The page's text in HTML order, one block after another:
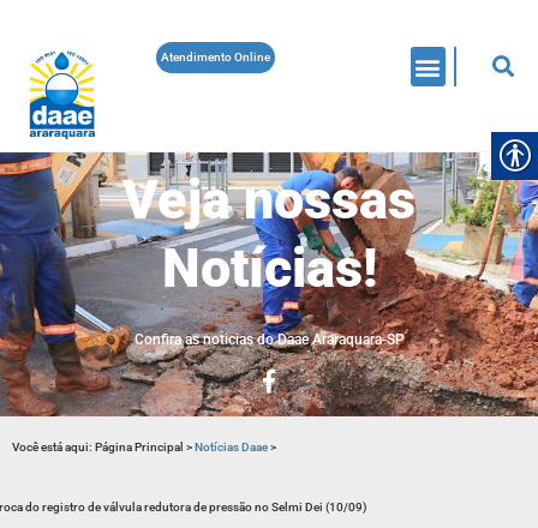
Atendimento Online
Veja nossas
Notícias!
Confira as noticias do Daae Araraquara-SP
Você está aqui: Página Principal >Notícias Daae>
do registro de válvula redutora de pressão no Selmi Dei (10/09)